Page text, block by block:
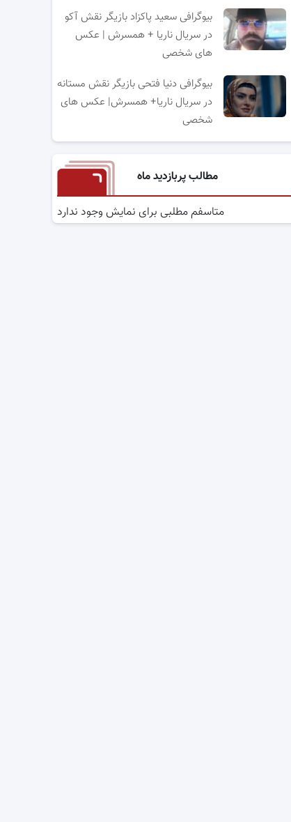
بیوگرافی سعید پاکزاد بازیگر نقش آکو
در سریال ناریا + همسرش | عکس
های شخصی
بیوگرافی دنیا فتحی بازیگر نقش مستانه
در سریال ناریا+ همسرش| عکس های
شخصی
مطالب پربازدید ماه
متاسفم مطلبی برای نمایش وجود ندارد